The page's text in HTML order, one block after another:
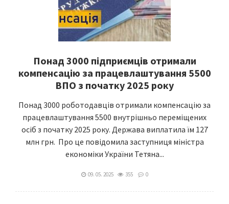
Понад 3000 підприємців отримали
компенсацію за працевлаштування 5500
ВПО з початку 2025 року
Понад 3000 роботодавців отримали компенсацію за
працевлаштування 5500 внутрішньо переміщених
осіб з початку 2025 року. Держава виплатила їм 127
млн грн. Про це повідомила заступниця міністра
економіки України Тетяна...
09. 05. 2025 355 0